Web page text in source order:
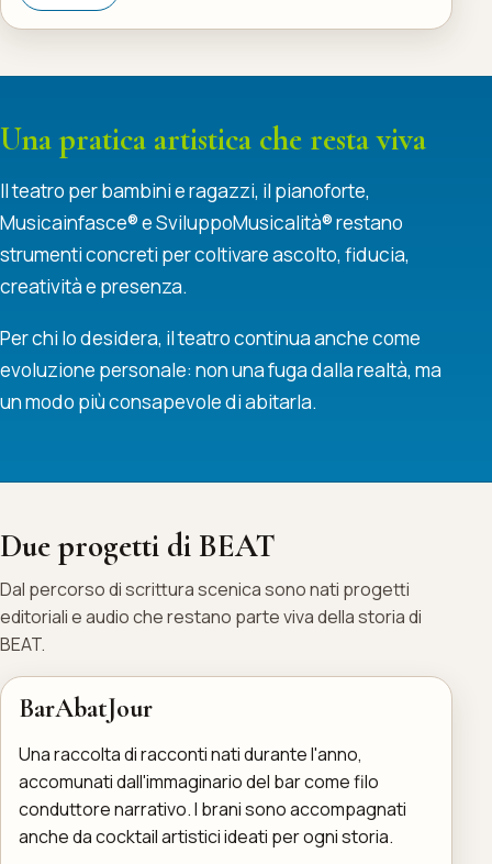
Una pratica artistica che resta viva
Il teatro per bambini e ragazzi, il pianoforte,
Musicainfasce® e SviluppoMusicalità® restano
strumenti concreti per coltivare ascolto, fiducia,
creatività e presenza.
Per chi lo desidera, il teatro continua anche come
evoluzione personale: non una fuga dalla realtà, ma
un modo più consapevole di abitarla.
Due progetti di BEAT
Dal percorso di scrittura scenica sono nati progetti
editoriali e audio che restano parte viva della storia di
BEAT.
BarAbatJour
Una raccolta di racconti nati durante l'anno,
accomunati dall'immaginario del bar come filo
conduttore narrativo. I brani sono accompagnati
anche da cocktail artistici ideati per ogni storia.